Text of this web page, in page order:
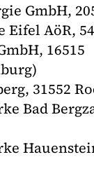
GmbH,
Eifel AöR,
16515
31552
Bad